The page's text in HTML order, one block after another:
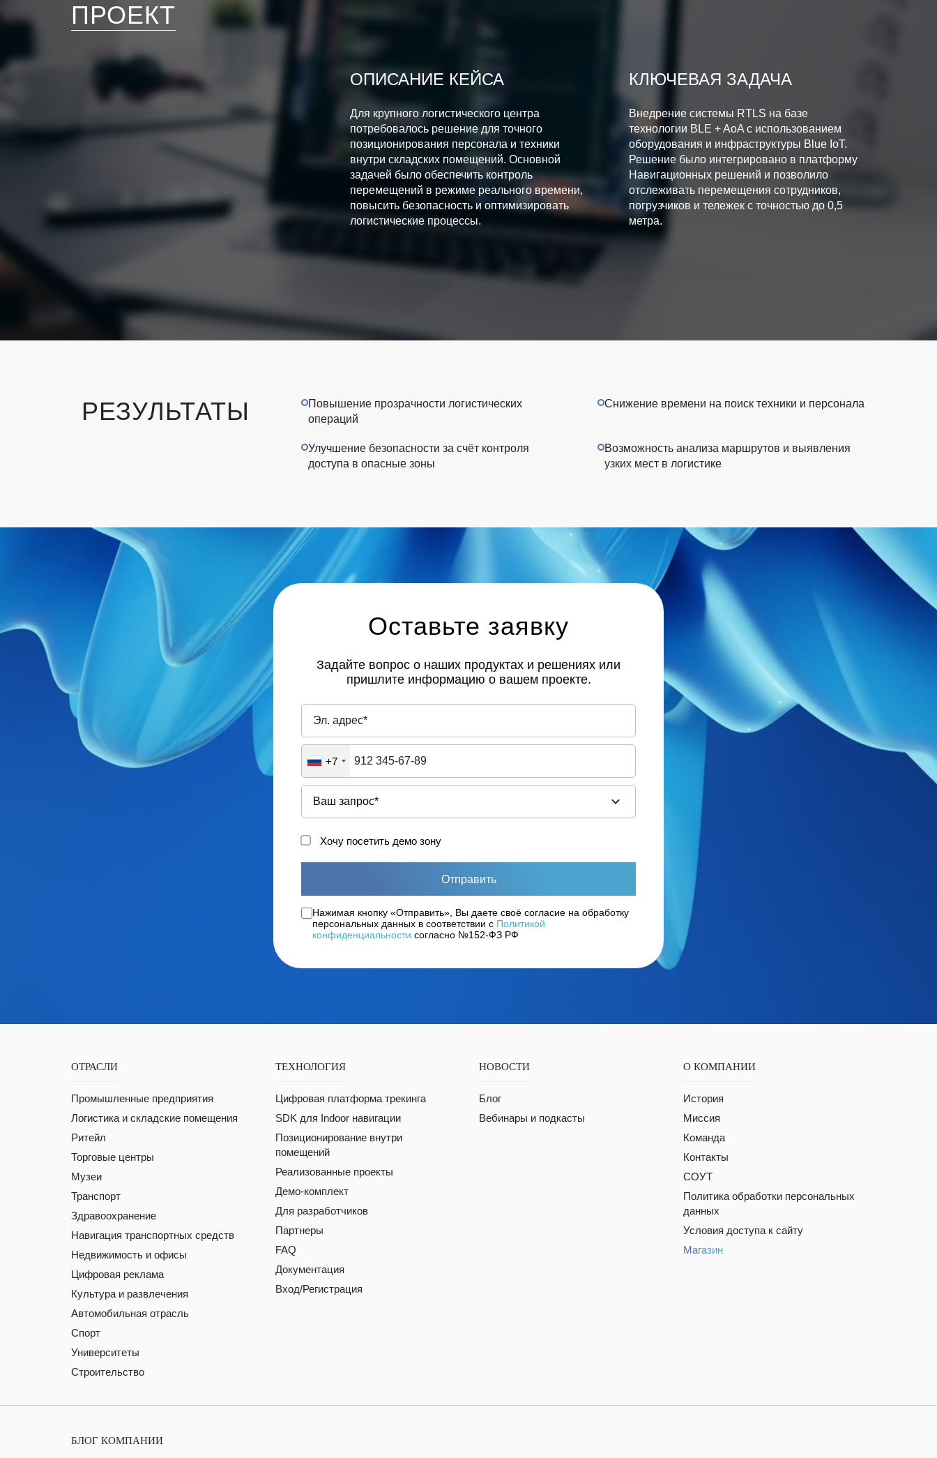
ПРОЕКТ
ОПИСАНИЕ КЕЙСА
Для крупного логистического центра
потребовалось решение для точного
позиционирования персонала и техники
внутри складских помещений. Основной
задачей было обеспечить контроль
перемещений в режиме реального времени,
повысить безопасность и оптимизировать
логистические процессы.
КЛЮЧЕВАЯ ЗАДАЧА
Внедрение системы RTLS на базе
технологии BLE + AoA с использованием
оборудования и инфраструктуры Blue IoT.
Решение было интегрировано в платформу
Навигационных решений и позволило
отслеживать перемещения сотрудников,
погрузчиков и тележек с точностью до 0,5
метра.
РЕЗУЛЬТАТЫ
Повышение прозрачности логистических
операций
Снижение времени на поиск техники и персонала
Улучшение безопасности за счёт контроля
доступа в опасные зоны
Возможность анализа маршрутов и выявления
узких мест в логистике
Оставьте заявку
Задайте вопрос о наших продуктах и решениях или
пришлите информацию о вашем проекте.
+7
Хочу посетить демо зону
Отправить
Нажимая кнопку «Отправить», Вы даете своё согласие на обработку
персональных данных в соответствии с Политикой
конфиденциальности согласно №152-ФЗ РФ
ОТРАСЛИ
Промышленные предприятия
Логистика и складские помещения
Ритейл
Торговые центры
Музеи
Транспорт
Здравоохранение
Навигация транспортных средств
Недвижимость и офисы
Цифровая реклама
Культура и развлечения
Автомобильная отрасль
Спорт
Университеты
Строительство
ТЕХНОЛОГИЯ
Цифровая платформа трекинга
SDK для Indoor навигации
Позиционирование внутри
помещений
Реализованные проекты
Демо-комплект
Для разработчиков
Партнеры
FAQ
Документация
Вход/Регистрация
НОВОСТИ
Блог
Вебинары и подкасты
О КОМПАНИИ
История
Миссия
Команда
Контакты
СОУТ
Политика обработки персональных
данных
Условия доступа к сайту
Магазин
БЛОГ КОМПАНИИ